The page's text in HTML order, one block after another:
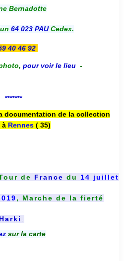
Bernadotte
64 023 PAUCedex.
40 46 92
, pour voir le lieu -
*******
documentation de la collection
à Rennes( 35)
de France du 14 juillet
, Marche de la fierté
Harki
sur la carte